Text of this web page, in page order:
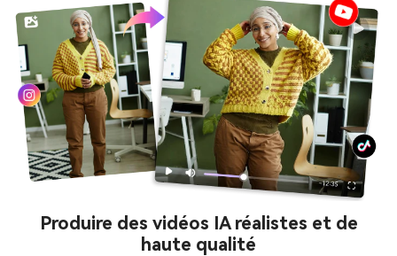
Produire des vidéos IA réalistes et de
haute qualité